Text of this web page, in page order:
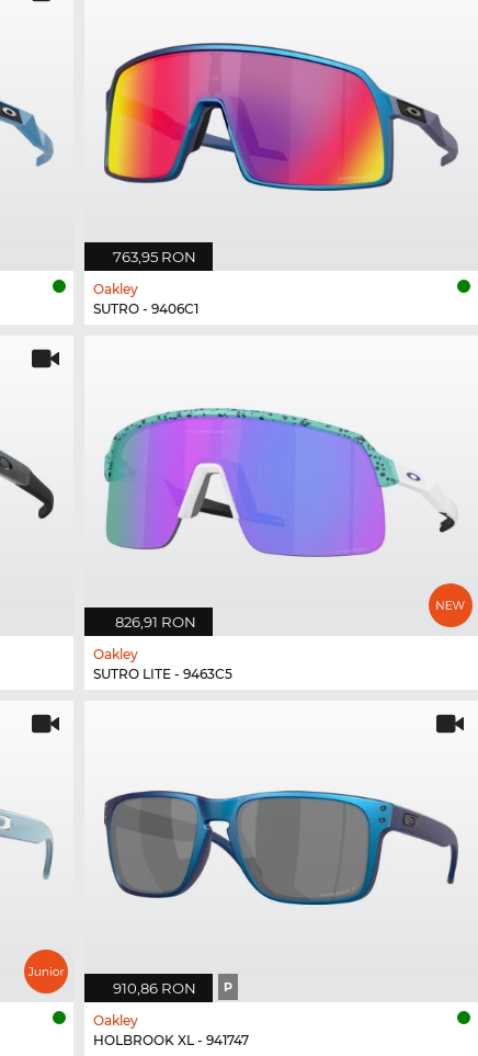
763,95 RON
Oakley
SUTRO - 9406C1
826,91 RON
Oakley
SUTRO LITE - 9463C5
910,86 RON P
Oakley
HOLBROOK XL - 941747